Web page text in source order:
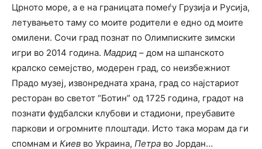
Црното море, а е на границата помеѓу Грузија и Русија,
летувањето таму со моите родители е едно од моите
омилени. Сочи град познат по Олимписките зимски
игри во 2014 година. Мадрид – дом на шпанското
кралско семејство, модерен град, со неизбежниот
Прадо музеј, извонредната храна, град со најстариот
ресторан во светот “Ботин” од 1725 година, градот на
познати фудбалски клубови и стадиони, преубавите
паркови и огромните плоштади. Исто така морам да ги
спомнам и Киев во Украина, Петра во Јордан…